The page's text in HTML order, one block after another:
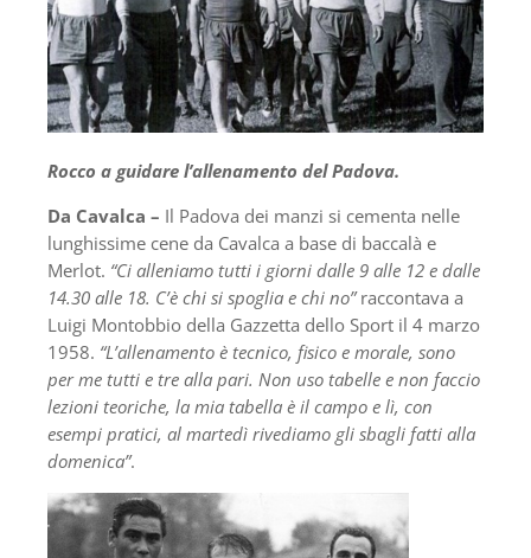
Rocco a guidare l’allenamento del Padova.
Da Cavalca – Il Padova dei manzi si cementa nelle
lunghissime cene da Cavalca a base di baccalà e
Merlot. “Ci alleniamo tutti i giorni dalle 9 alle 12 e dalle
14.30 alle 18. C’è chi si spoglia e chi no”raccontava a
Luigi Montobbio della Gazzetta dello Sport il 4 marzo
1958. “L’allenamento è tecnico, fisico e morale, sono
per me tutti e tre alla pari. Non uso tabelle e non faccio
lezioni teoriche, la mia tabella è il campo e lì, con
esempi pratici, al martedì rivediamo gli sbagli fatti alla
domenica”.